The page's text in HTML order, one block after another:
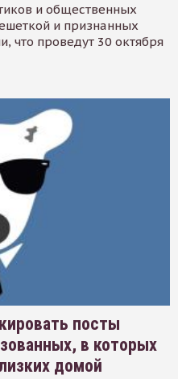
и общественных
и признанных
что проведут 30 октября
посты
в которых
домой